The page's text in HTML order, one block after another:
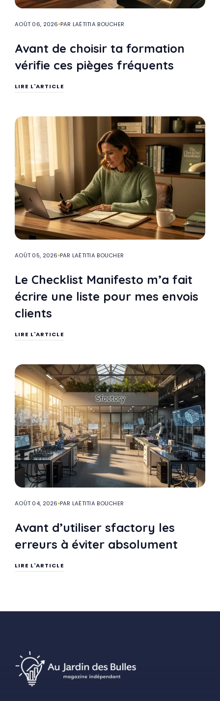
AOÛT 06, 2026 PAR LAËTITIA BOUCHER
Avant de choisir ta formation
vérifie ces pièges fréquents
LIRE L'ARTICLE
AOÛT 05, 2026 PAR LAËTITIA BOUCHER
Le Checklist Manifesto m’a fait
écrire une liste pour mes envois
clients
LIRE L'ARTICLE
AOÛT 04, 2026 PAR LAËTITIA BOUCHER
Avant d’utiliser sfactory les
erreurs à éviter absolument
LIRE L'ARTICLE